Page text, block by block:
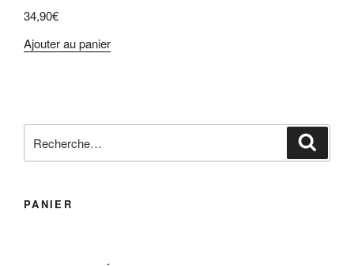
34,90€
Ajouter au panier
pour
PANIER